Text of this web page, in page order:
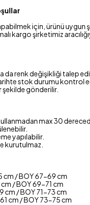
için, ürünü uygun
kargo şirketimiz
da renk değişikliği talep
stok durumu kontrol
şekilde gönderilir.
max 30
yapılabilir.
kurutulmaz.
cm / BOY 67-69 cm
cm / BOY 69-71 cm
cm / BOY 71-73 cm
61 cm / BOY 73-75 cm